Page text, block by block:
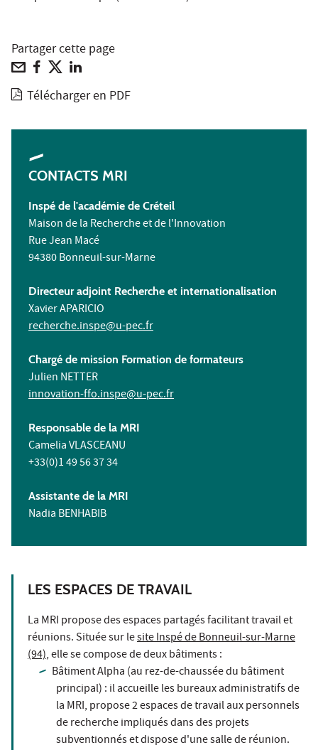
Partager cette page
Télécharger en PDF
CONTACTS MRI
Inspé de l'académie de Créteil
Maison de la Recherche et de l'Innovation
Rue Jean Macé
94380 Bonneuil-sur-Marne
Directeur adjoint Recherche et internationalisation
Xavier APARICIO
recherche.inspe@u-pec.fr
Chargé de mission Formation de formateurs
Julien NETTER
innovation-ffo.inspe@u-pec.fr
Responsable de la MRI
Camelia VLASCEANU
+33(0)1 49 56 37 34
Assistante de la MRI
Nadia BENHABIB
LES ESPACES DE TRAVAIL
La MRI propose des espaces partagés facilitant travail et
réunions. Située sur lesite Inspé de Bonneuil-sur-Marne
(94), elle se compose de deux bâtiments :
Bâtiment Alpha (au rez-de-chaussée du bâtiment
principal) : il accueille les bureaux administratifs de
la MRI, propose 2 espaces de travail aux personnels
de recherche impliqués dans des projets
subventionnés et dispose d'une salle de réunion.